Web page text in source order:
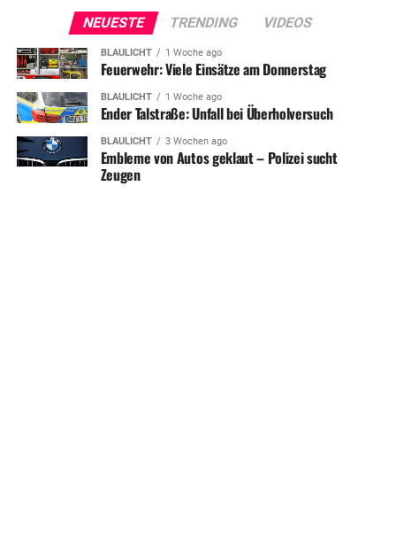
NEUESTE TRENDING VIDEOS
BLAULICHT 1 Woche ago
Feuerwehr: Viele Einsätze am Donnerstag
BLAULICHT 1 Woche ago
Ender Talstraße: Unfall bei Überholversuch
BLAULICHT 3 Wochen ago
Embleme von Autos geklaut – Polizei sucht
Zeugen